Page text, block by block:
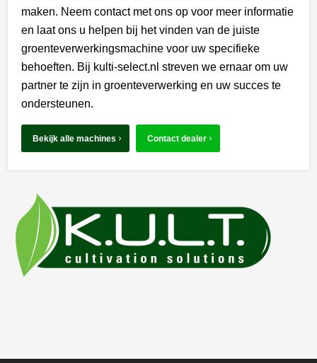
maken. Neem contact met ons op voor meer informatie
en laat ons u helpen bij het vinden van de juiste
groenteverwerkingsmachine voor uw specifieke
behoeften. Bij kulti-select.nl streven we ernaar om uw
partner te zijn in groenteverwerking en uw succes te
ondersteunen.
Bekijk alle machines Contact dealer